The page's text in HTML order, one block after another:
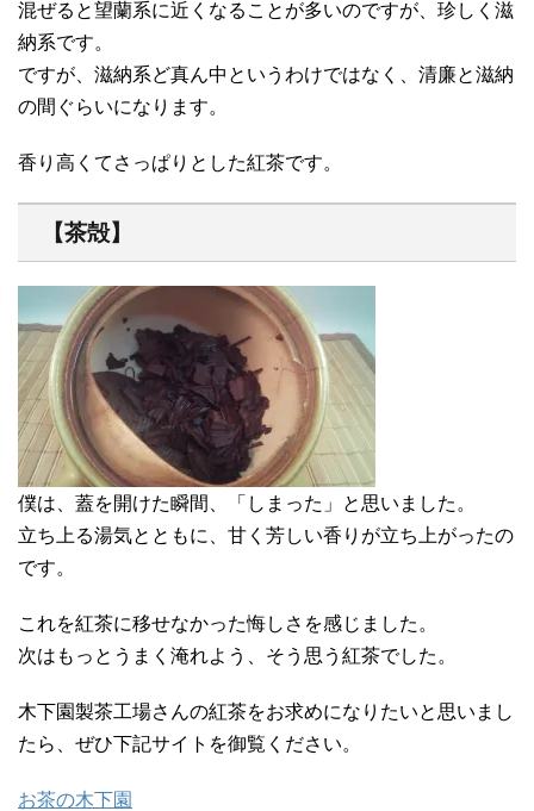
混ぜると望蘭系に近くなることが多いのですが、珍しく滋
納系です。
ですが、滋納系ど真ん中というわけではなく、清廉と滋納
の間ぐらいになります。
香り高くてさっぱりとした紅茶です。
【茶殻】
僕は、蓋を開けた瞬間、「しまった」と思いました。
立ち上る湯気とともに、甘く芳しい香りが立ち上がったの
です。
これを紅茶に移せなかった悔しさを感じました。
次はもっとうまく淹れよう、そう思う紅茶でした。
木下園製茶工場さんの紅茶をお求めになりたいと思いまし
たら、ぜひ下記サイトを御覧ください。
お茶の木下園